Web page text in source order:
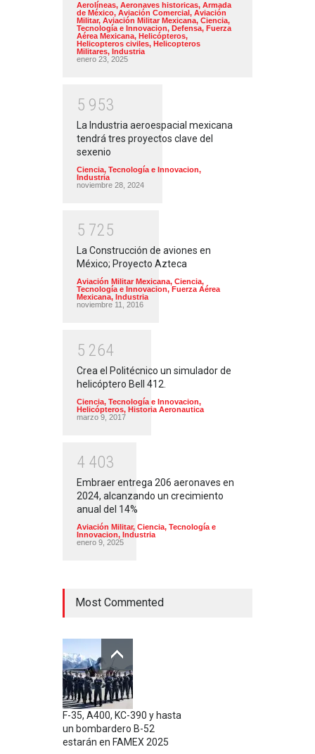
Aerolíneas, Aeronaves historicas, Armada
de México, Aviación Comercial, Aviación
Militar, Aviación Militar Mexicana, Ciencia,
Tecnología e Innovacion, Defensa, Fuerza
Aérea Mexicana, Helicópteros,
Helicopteros civiles, Helicopteros
Militares, Industria
enero 23, 2025
5 953
La Industria aeroespacial mexicana
tendrá tres proyectos clave del
sexenio
Ciencia, Tecnología e Innovacion,
Industria
noviembre 28, 2024
5 725
La Construcción de aviones en
México; Proyecto Azteca
Aviación Militar Mexicana, Ciencia,
Tecnología e Innovacion, Fuerza Aérea
Mexicana, Industria
noviembre 11, 2016
5 264
Crea el Politécnico un simulador de
helicóptero Bell 412.
Ciencia, Tecnología e Innovacion,
Helicópteros, Historia Aeronautica
marzo 9, 2017
4 403
Embraer entrega 206 aeronaves en
2024, alcanzando un crecimiento
anual del 14%
Aviación Militar, Ciencia, Tecnología e
Innovacion, Industria
enero 9, 2025
Most Commented
F-35, A400, KC-390 y hasta
un bombardero B-52
estarán en FAMEX 2025